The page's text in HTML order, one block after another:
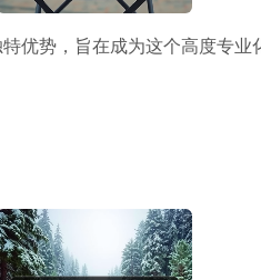
优势，旨在成为这个高度专